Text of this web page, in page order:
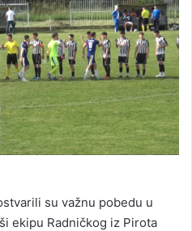
su važnu pobedu u
ekipu Radničkog iz Pirota